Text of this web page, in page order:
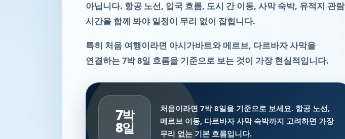
아닙니다. 항공 노선, 입국 흐름, 도시 간 이동, 사막 숙박, 유적지 관람
시간을 함께 봐야 일정이 무리 없이 잡힙니다.
특히 처음 여행이라면 아시가바트와 메르브, 다르바자 사막을
연결하는 7박 8일 흐름을 기준으로 보는 것이 가장 현실적입니다.
7박
8일
처음이라면 7박 8일을 기준으로 보세요. 항공 노선,
메르브 이동, 다르바자 사막 숙박까지 고려하면 가장
무리 없는 기본 흐름입니다.